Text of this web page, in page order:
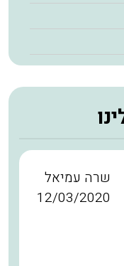
שרה עמיאל
12/03/2020